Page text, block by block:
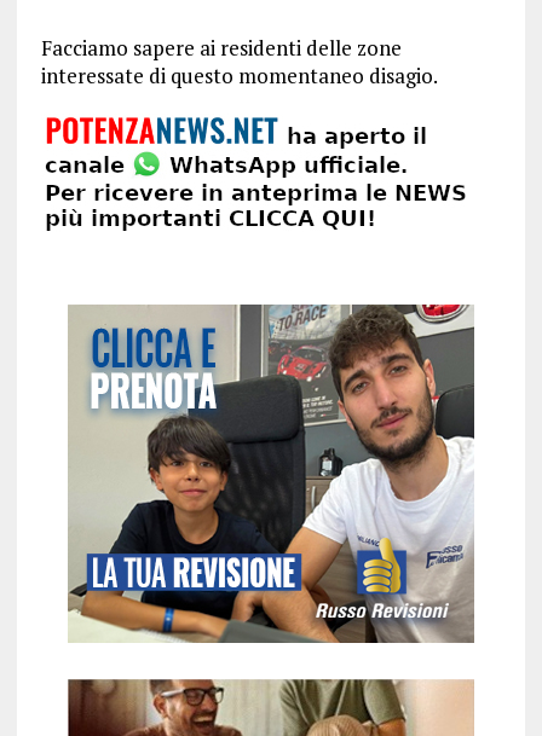
Facciamo sapere ai residenti delle zone
interessate di questo momentaneo disagio.